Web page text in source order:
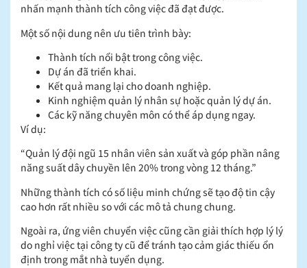
nhấn mạnh thành tích công việc đã đạt được.
Một số nội dung nên ưu tiên trình bày:
Thành tích nổi bật trong công việc.
Dự án đã triển khai.
Kết quả mang lại cho doanh nghiệp.
Kinh nghiệm quản lý nhân sự hoặc quản lý dự án.
Các kỹ năng chuyên môn có thể áp dụng ngay.
Ví dụ:
“Quản lý đội ngũ 15 nhân viên sản xuất và góp phần nâng
năng suất dây chuyền lên 20% trong vòng 12 tháng.”
Những thành tích có số liệu minh chứng sẽ tạo độ tin cậy
cao hơn rất nhiều so với các mô tả chung chung.
Ngoài ra, ứng viên chuyển việc cũng cần giải thích hợp lý lý
do nghỉ việc tại công ty cũ để tránh tạo cảm giác thiếu ổn
định trong mắt nhà tuyển dụng.